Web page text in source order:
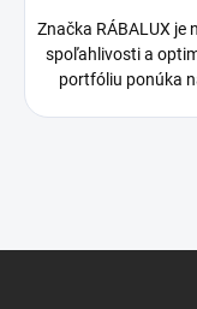
Značka RÁBALUX je
spoľahlivosti a
portfóliu ponúka